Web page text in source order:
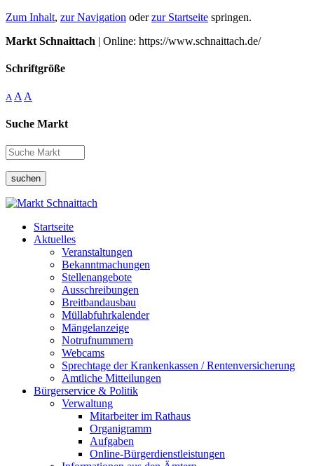
Zum Inhalt, zur Navigation oderzur Startseite springen.
Markt Schnaittach | Online: https://www.schnaittach.de/
Schriftgröße
A A A
Suche Markt
suchen
Startseite
Aktuelles
Veranstaltungen
Bekanntmachungen
Stellenangebote
Ausschreibungen
Breitbandausbau
Müllabfuhrkalender
Mängelanzeige
Notrufnummern
Webcams
Sprechtage der Krankenkassen / Rentenversicherung
Amtliche Mitteilungen
Bürgerservice & Politik
Verwaltung
Mitarbeiter im Rathaus
Organigramm
Aufgaben
Online-Bürgerdienstleistungen